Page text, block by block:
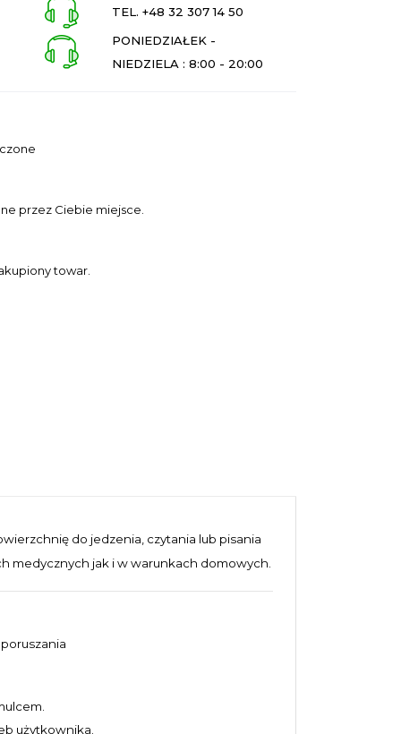
TEL. +48 32 307 14 50
PONIEDZIAŁEK -
NIEDZIELA : 8:00 - 20:00
przez Ciebie miejsce.
towar.
do jedzenia, czytania lub pisania
medycznych jak i w warunkach domowych.
użytkownika.